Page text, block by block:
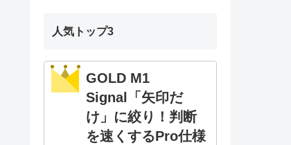
人気トップ3
GOLD M1
Signal「矢印だ
け」に絞り！判断
を速くするPro仕様